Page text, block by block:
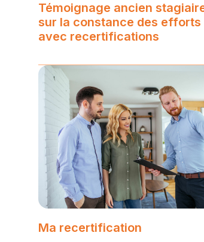
Témoignage ancien
sur la constance des efforts
avec recertifications
Ma recertification